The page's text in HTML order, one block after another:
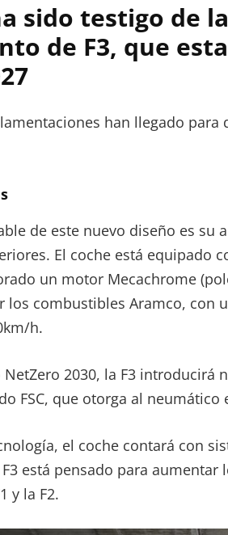
Paquet
sido testigo de
de F3, que
han llegado para
de este nuevo diseño es su
El coche está equipado
un motor Mecachrome
los combustibles Aramco, con
h.
2030, la F3 introducirá
FSC, que otorga al
el coche contará con
está pensado para
y la F2.